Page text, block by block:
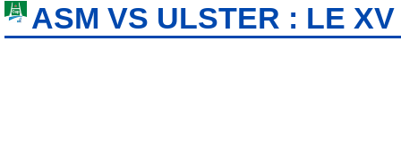
ASM VS ULSTER : LE